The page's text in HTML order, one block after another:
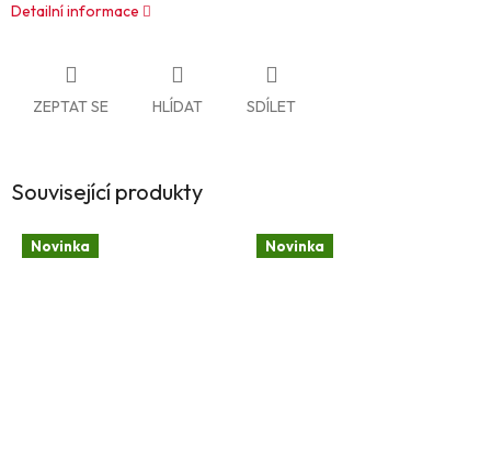
Detailní informace
ZEPTAT SE HLÍDAT SDÍLET
Související produkty
Novinka Novinka